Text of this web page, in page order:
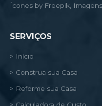
Ícones by Freepik,
SERVIÇOS
> Início
> Construa sua Casa
> Reforme sua Casa
> Calculadora de Custo